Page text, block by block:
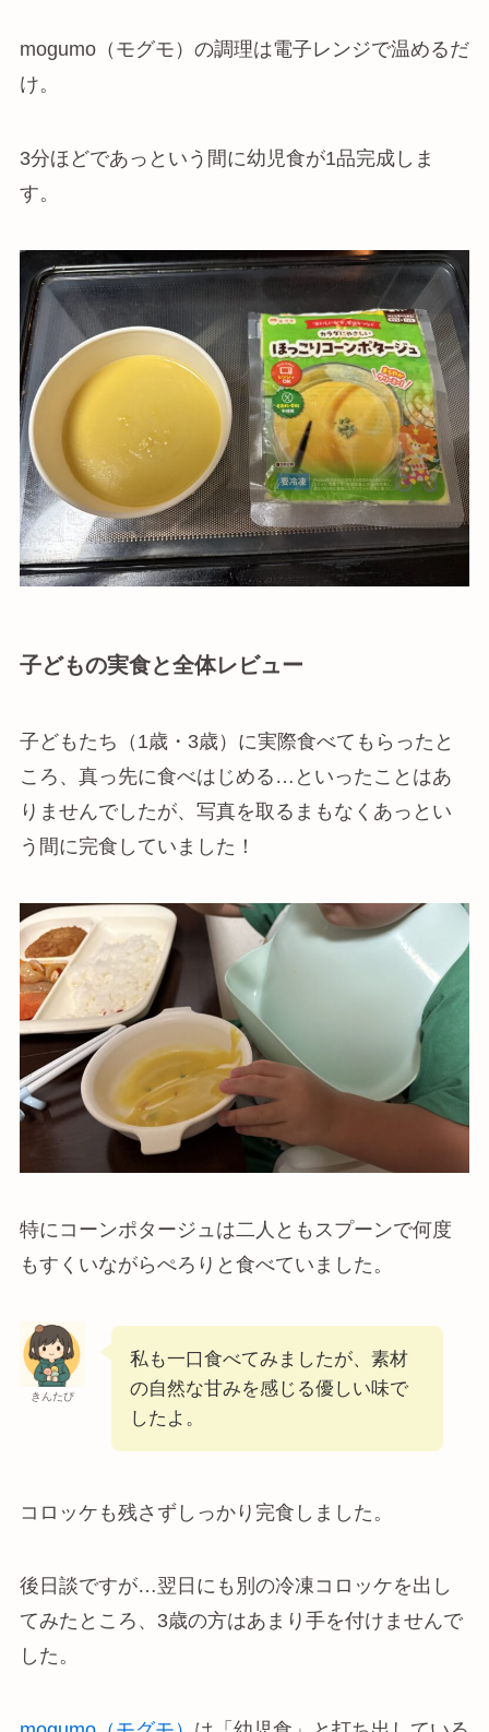
mogumo（モグモ）の調理は電子レンジで温めるだ
け。
3分ほどであっという間に幼児食が1品完成しま
す。
子どもの実食と全体レビュー
子どもたち（1歳・3歳）に実際食べてもらったと
ころ、真っ先に食べはじめる…といったことはあ
りませんでしたが、写真を取るまもなくあっとい
う間に完食していました！
特にコーンポタージュは二人ともスプーンで何度
もすくいながらぺろりと食べていました。
きんたぴ
私も一口食べてみましたが、素材
の自然な甘みを感じる優しい味で
したよ。
コロッケも残さずしっかり完食しました。
後日談ですが…翌日にも別の冷凍コロッケを出し
てみたところ、3歳の方はあまり手を付けませんで
した。